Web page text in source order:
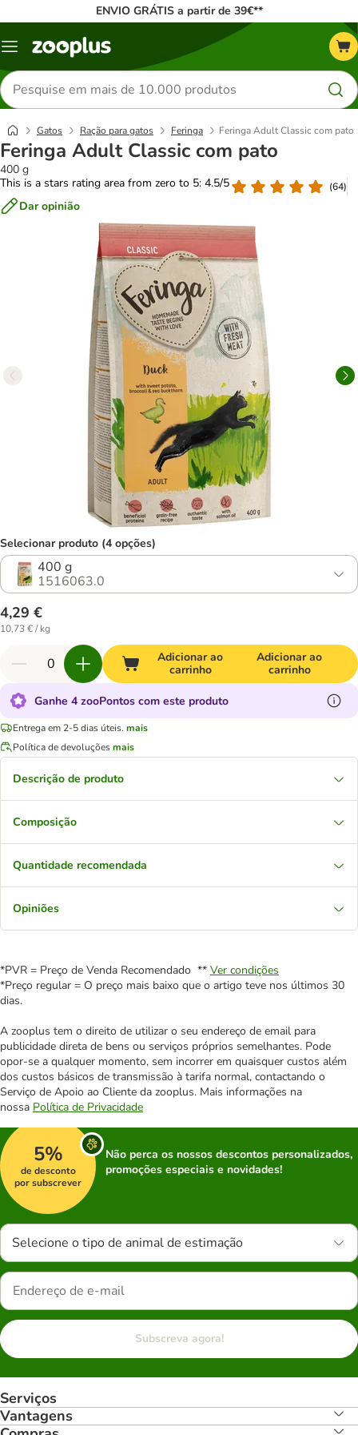
ENVIO GRÁTIS a partir de 39€**
Menu
Pesquisar
produtos
Gatos Ração para gatos Feringa Feringa Adult Classic com pato
Feringa Adult Classic com pato
400 g
This is a stars rating area from zero to 5: 4.5/5
(64)
Dar opinião
Selecionar produto (4 opções)
400 g
1516063.0
4,29 €
10,73 € / kg
Adicionar ao
carrinho
Adicionar ao
carrinho
Ganhe 4 zooPontos com este produto
Entrega em 2-5 dias úteis. mais
Política de devoluçõesmais
Descrição de produto
Composição
Quantidade recomendada
Opiniões
*PVR = Preço de Venda Recomendado ** Ver condições
*Preço regular = O preço mais baixo que o artigo teve nos últimos 30
dias.
A zooplus tem o direito de utilizar o seu endereço de email para
publicidade direta de bens ou serviços próprios semelhantes. Pode
opor-se a qualquer momento, sem incorrer em quaisquer custos além
dos custos básicos de transmissão à tarifa normal, contactando o
Serviço de Apoio ao Cliente da zooplus. Mais informações na
nossa Política de Privacidade
5%
de desconto
por subscrever
Não perca os nossos descontos personalizados,
promoções especiais e novidades!
Selecione o tipo de animal de estimação
Subscreva agora!
Serviços
Vantagens